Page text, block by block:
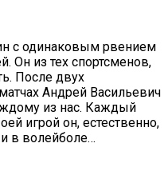
с одинаковым рвением
Он из тех спортсменов,
После двух
Андрей Васильевич
из нас. Каждый
игрой он, естественно,
в волейболе…